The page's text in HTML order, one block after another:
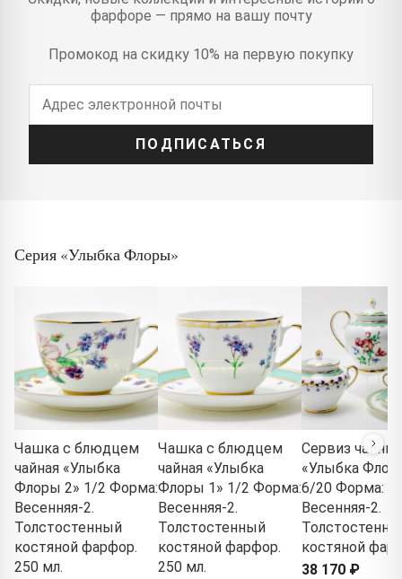
фарфоре — прямо на вашу почту
Промокод на скидку 10% на первую покупку
ПОДПИСАТЬСЯ
Серия «Улыбка Флоры»
Чашка с блюдцем
чайная «Улыбка
Флоры 2» 1/2 Форма:
Весенняя-2.
Толстостенный
костяной фарфор.
250 мл.
Чашка с блюдцем
чайная «Улыбка
Флоры 1» 1/2 Форма:
Весенняя-2.
Толстостенный
костяной фарфор.
250 мл.
Сервиз
«Улыбка
6/20 Форма:
Весенняя-2.
костяной
38 170 ₽